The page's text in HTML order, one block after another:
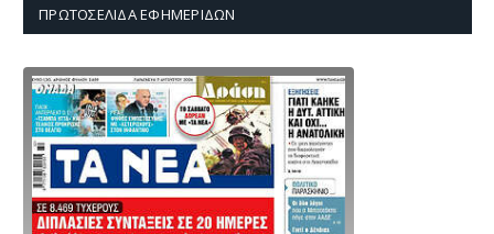
ΠΡΩΤΟΣΈΛΙΔΑ ΕΦΗΜΕΡΊΔΩΝ